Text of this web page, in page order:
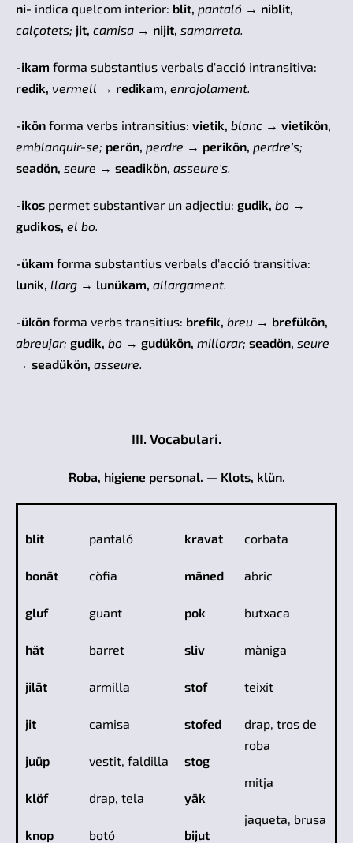
ni- indica quelcom interior: blit, pantaló → niblit,
calçotets; jit, camisa → nijit, samarreta.
-ikam forma substantius verbals d'acció intransitiva:
redik, vermell → redikam, enrojolament.
-ikön forma verbs intransitius: vietik, blanc → vietikön,
emblanquir-se; perön, perdre → perikön, perdre's;
seadön, seure → seadikön, asseure's.
-ikos permet substantivar un adjectiu: gudik, bo →
gudikos, el bo.
-ükam forma substantius verbals d'acció transitiva:
lunik, llarg → lunükam, allargament.
-ükön forma verbs transitius: brefik, breu → brefükön,
abreujar; gudik, bo → gudükön, millorar; seadön, seure
→ seadükön, asseure.
III. Vocabulari.
Roba, higiene personal. — Klots, klün.
blit
bonät
gluf
hät
jilät
jit
juüp
klöf
knop
pantaló
còfia
guant
barret
armilla
camisa
vestit, faldilla
drap, tela
botó
kravat
mäned
pok
sliv
stof
stofed
stog
yäk
bijut
corbata
abric
butxaca
màniga
teixit
drap, tros de
roba
mitja
jaqueta, brusa